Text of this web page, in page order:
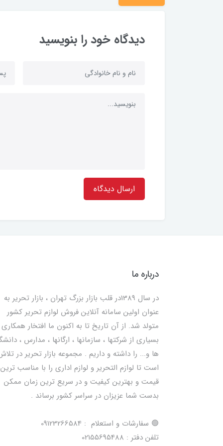
دیدگاه خود را بنویسید
ارسال دیدگاه
درباره ما
در سال 1389در قلب بازار بزرگ تهران ، بازار تحریر به
عنوان اولین سامانه آنلاین فروش لوازم تحریر کشور
متولد شد. از آن تاریخ تا به اکنون ما افتخار همکاری
بسیاری از شرکتها ، سازمانها ، ارگانها ، مدارس ،
ها و... را داشته و داریم . مجموعه بازار تحریر در
است تا لوازم التحریر و لوازم اداری را با مناسب ترین
قیمت و بهترین کیفیت و در سریع ترین زمان ممکن
بدست شما عزیزان در سراسر کشور برساند .
🟢 سفارشات و استعلام : 09123266584
تلفن دفتر : 02155695488